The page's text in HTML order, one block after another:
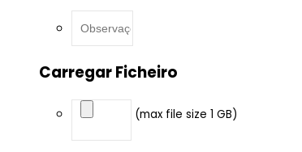
Carregar Ficheiro
(max file size 1 GB)